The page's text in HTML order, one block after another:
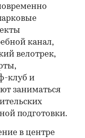
канал,
велотрек,
клуб и
заниматься
подготовки.
в центре